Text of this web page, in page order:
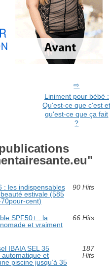
Liniment pour bébé :
Qu'est-ce que c'est
qu'est-ce que ça fait
?
: les indispensables
estivale (585
70pour-cent)
90 Hits
SPF50+ : la
et vraiment
66 Hits
IBAIA SEL 35
automatique et
piscine jusqu’à 35
187
Hits